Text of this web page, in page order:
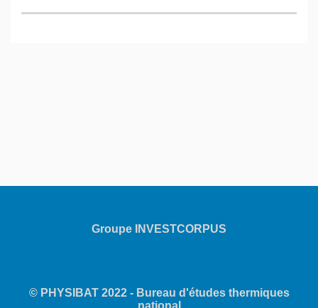
Groupe INVESTCORPUS
© PHYSIBAT 2022 - Bureau d'études thermiques